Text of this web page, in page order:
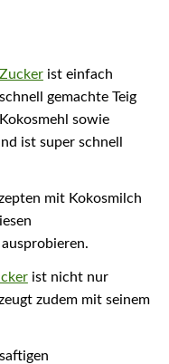
ist einfach
gemachte Teig
sowie
ist super schnell
mit Kokosmilch
ist nicht nur
zudem mit seinem